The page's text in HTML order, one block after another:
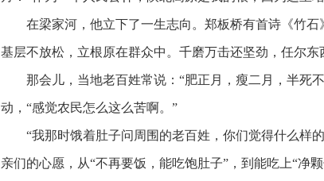
在梁家河，他立下了一生志向。郑板桥有首诗《竹
基层不放松，立根原在群众中。千磨万击还坚劲，任尔东
那会儿，当地老百姓常说： “肥正月，瘦二月，半死
动，“感觉农民怎么这么苦啊。”
“我那时饿着肚子问周围的老百姓，你们觉得什么样
亲们的心愿，从“不再要饭，能吃饱肚子”，到能吃上“净